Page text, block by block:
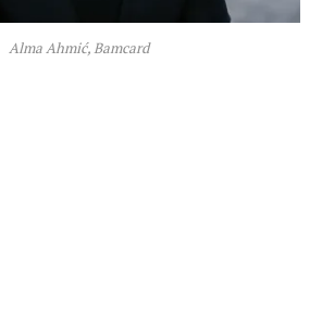
Alma Ahmić, Bamcard